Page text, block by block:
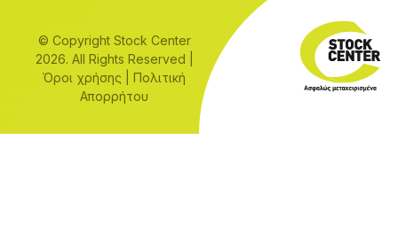
© Copyright Stock Center
2026. All Rights Reserved |
Όροι χρήσης |Πολιτική
Απορρήτου